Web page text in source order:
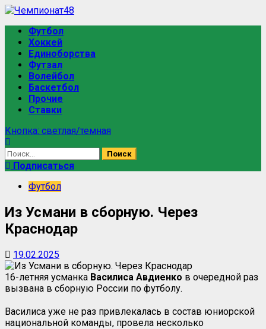
Перейти
содержимому
Основное
меню
Футбол
Хоккей
Единоборства
Футзал
Волейбол
Баскетбол
Прочие
Ставки
Кнопка: светлая/темная
Найти:
Подписаться
Футбол
Из Усмани в сборную. Через
Краснодар
19.02.2025
16-летняя усманка Василиса Авдиенко в очередной раз
вызвана в сборную России по футболу.
Василиса уже не раз привлекалась в состав юниорской
национальной команды, провела несколько